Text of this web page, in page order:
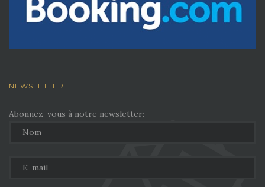
NEWSLETTER
Abonnez-vous à notre newsletter: